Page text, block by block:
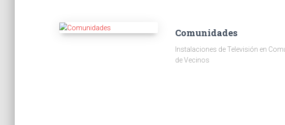
Comunidades
Instalaciones de Televisión en
de Vecinos